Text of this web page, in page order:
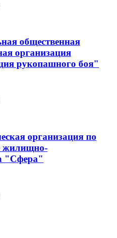
общественная
организация
рукопашного боя"
организация по
жилищно-
"Сфера"